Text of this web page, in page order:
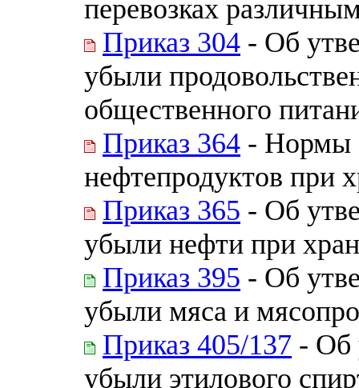
перевозках
Приказ 304 - Об
убыли
общественного
Приказ 364 - Нормы
нефтепродуктов при
Приказ 365 - Об
убыли нефти при
Приказ 395 - Об
убыли мяса и
Приказ 405/137 - Об
убыли этилового